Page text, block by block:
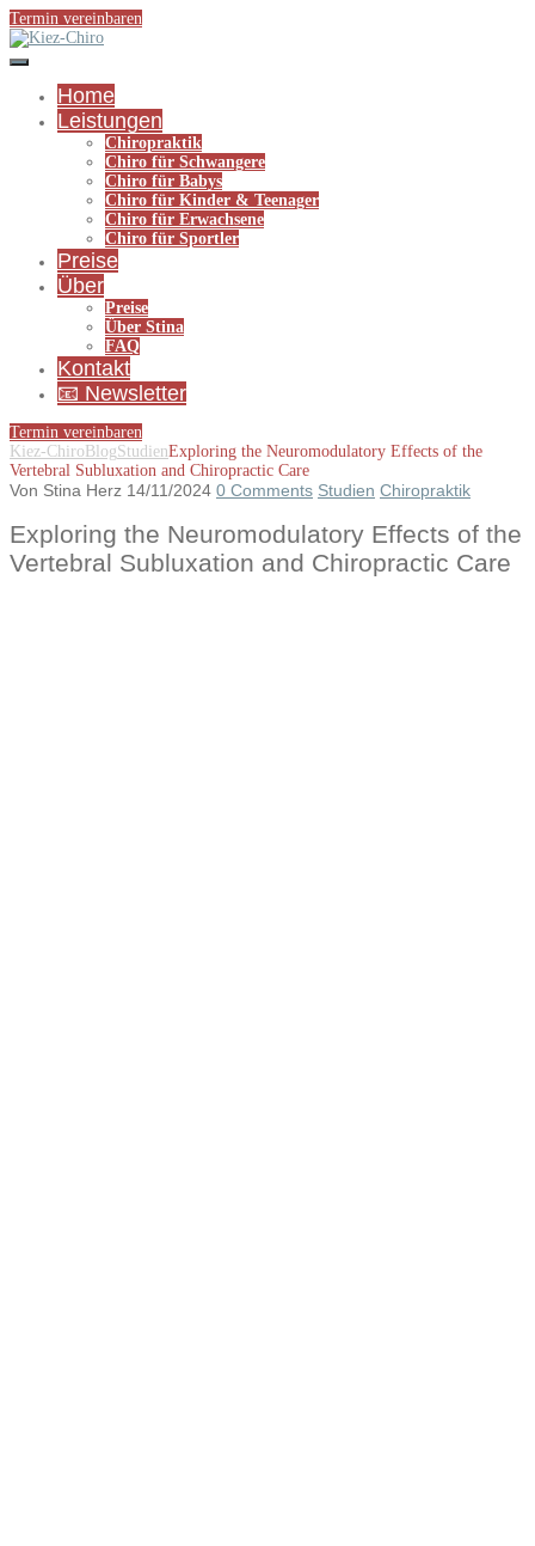
Termin vereinbaren
Home
Leistungen
Chiropraktik
Chiro für Schwangere
Chiro für Babys
Chiro für Kinder & Teenager
Chiro für Erwachsene
Chiro für Sportler
Preise
Über
Preise
Über Stina
FAQ
Kontakt
📧 Newsletter
Termin vereinbaren
Kiez-Chiro BlogStudienExploring the Neuromodulatory Effects of the
Vertebral Subluxation and Chiropractic Care
Von Stina Herz 14/11/2024 0 Comments Studien Chiropraktik
Exploring the Neuromodulatory Effects of the
Vertebral Subluxation and Chiropractic Care